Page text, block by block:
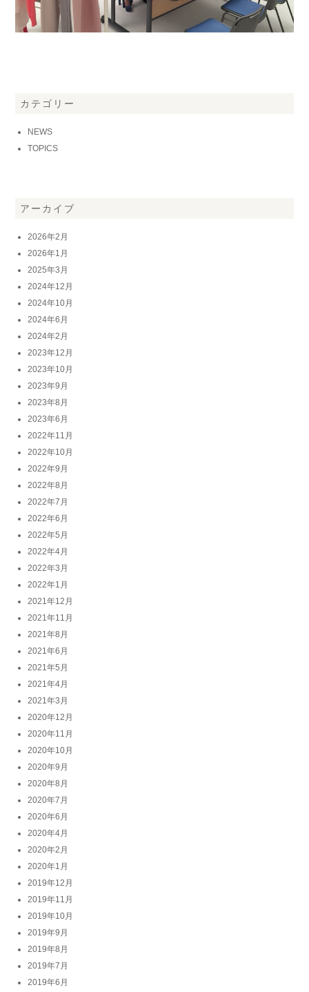
カテゴリー
NEWS
TOPICS
アーカイブ
2026年2月
2026年1月
2025年3月
2024年12月
2024年10月
2024年6月
2024年2月
2023年12月
2023年10月
2023年9月
2023年8月
2023年6月
2022年11月
2022年10月
2022年9月
2022年8月
2022年7月
2022年6月
2022年5月
2022年4月
2022年3月
2022年1月
2021年12月
2021年11月
2021年8月
2021年6月
2021年5月
2021年4月
2021年3月
2020年12月
2020年11月
2020年10月
2020年9月
2020年8月
2020年7月
2020年6月
2020年4月
2020年2月
2020年1月
2019年12月
2019年11月
2019年10月
2019年9月
2019年8月
2019年7月
2019年6月